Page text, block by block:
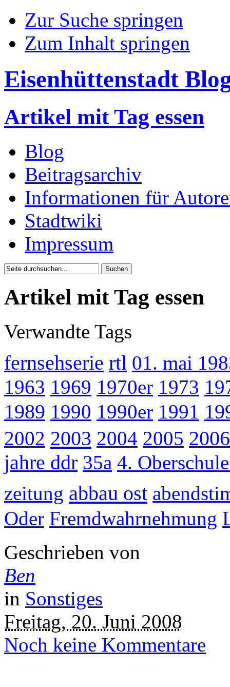
Zur Suche springen
Zum Inhalt springen
Eisenhüttenstadt
Artikel mit Tag essen
Blog
Beitragsarchiv
Informationen für
Stadtwiki
Impressum
Artikel mit Tag essen
Verwandte Tags
fernsehserie rtl 01. mai
1963 1969 1970er 1973
1989 1990 1990er 1991
2002 2003 2004 2005 2006
jahre ddr 35a 4.
zeitung abbau ost
Oder Fremdwahrnehmung
Geschrieben von
Ben
in Sonstiges
Freitag, 20. Juni 2008
Noch keine Kommentare